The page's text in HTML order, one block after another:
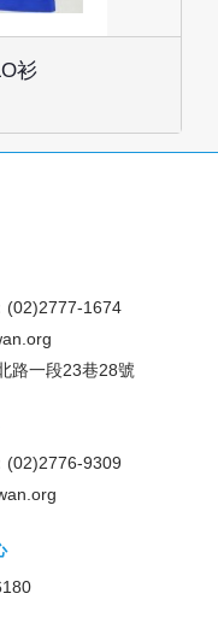
衫
1674
路一段23巷28號
9309